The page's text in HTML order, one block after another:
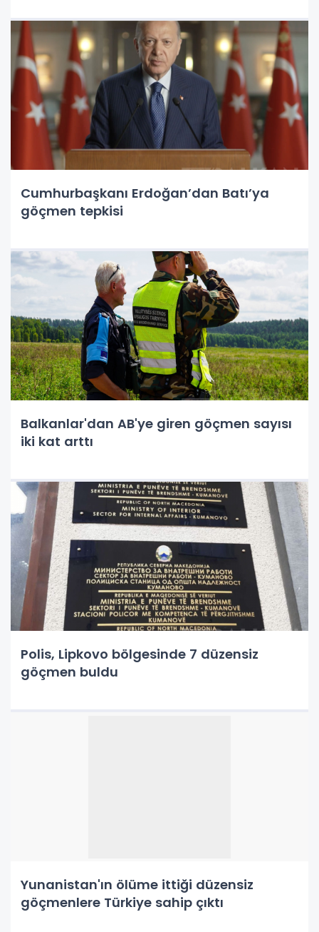
Cumhurbaşkanı Erdoğan’dan Batı’ya
göçmen tepkisi
Balkanlar'dan AB'ye giren göçmen sayısı
iki kat arttı
Polis, Lipkovo bölgesinde 7 düzensiz
göçmen buldu
Yunanistan'ın ölüme ittiği düzensiz
göçmenlere Türkiye sahip çıktı